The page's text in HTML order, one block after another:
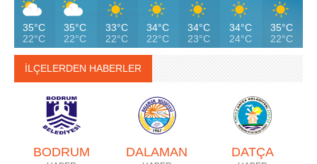
35°C
22°C
35°C
22°C
33°C
22°C
34°C
22°C
34°C
23°C
34°C
24°C
35°C
22°C
İLÇELERDEN HABERLER
BODRUM DALAMAN DATÇA